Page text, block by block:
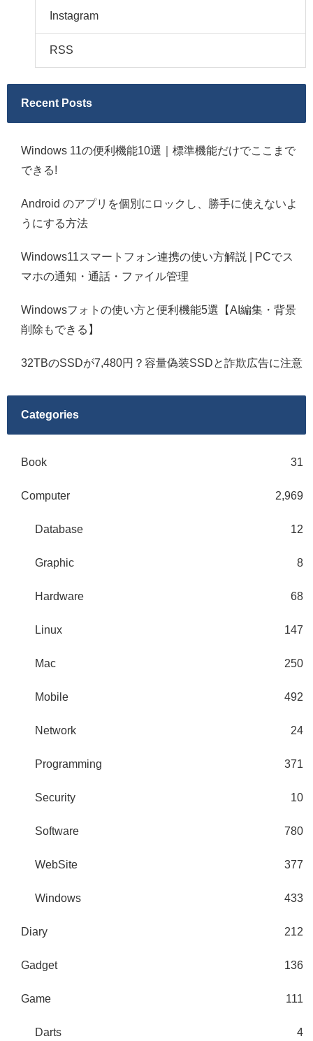
Instagram
RSS
Recent Posts
Windows 11の便利機能10選｜標準機能だけでここまで
できる!
Android のアプリを個別にロックし、勝手に使えないよ
うにする方法
Windows11スマートフォン連携の使い方解説 | PCでス
マホの通知・通話・ファイル管理
Windowsフォトの使い方と便利機能5選【AI編集・背景
削除もできる】
32TBのSSDが7,480円？容量偽装SSDと詐欺広告に注意
Categories
Book 31
Computer 2,969
Database 12
Graphic 8
Hardware 68
Linux 147
Mac 250
Mobile 492
Network 24
Programming 371
Security 10
Software 780
WebSite 377
Windows 433
Diary 212
Gadget 136
Game 111
Darts 4